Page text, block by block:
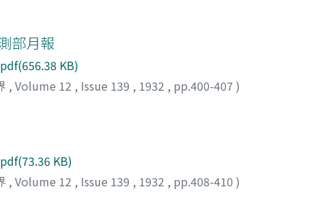
部月報
KB)
, Volume 12 , Issue 139 , 1932 , pp.400-407 )
KB)
, Volume 12 , Issue 139 , 1932 , pp.408-410 )